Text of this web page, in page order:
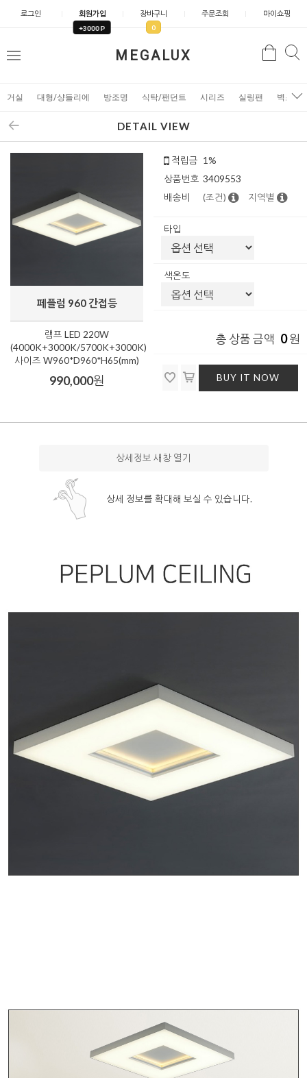
로그인 회원가입
+3000 P
장바구니
0
주문조회 마이쇼핑
MEGALUX
메
검
거실 대형/샹들리에 방조명 식탁/팬던트 시리즈 실링팬 벽조명
DETAIL VIEW
페플럼 960 간접등
램프 LED 220W
(4000K+3000K/5700K+3000K)
사이즈 W960*D960*H65(mm)
990,000원
적립금 1%
상품번호 3409553
배송비
(조건) 지역별
타입
색온도
총 상품 금액 0원
BUY IT NOW
상세정보 새창 열기
상세 정보를 확대해 보실 수 있습니다.